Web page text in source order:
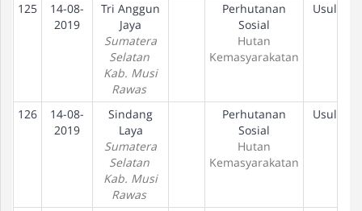
125
14-08-
2019
Tri Anggun
Jaya
Sumatera
Selatan
Kab. Musi
Rawas
Perhutanan
Sosial
Hutan
Kemasyarakatan
Usulan
126
14-08-
2019
Sindang
Laya
Sumatera
Selatan
Kab. Musi
Rawas
Perhutanan
Sosial
Hutan
Kemasyarakatan
Usulan